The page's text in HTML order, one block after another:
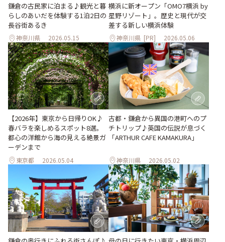
鎌倉の古民家に泊まる♪観光と暮
らしのあいだを体験する1泊2日の
長谷街あるき
神奈川県 2026.05.15
横浜に新オープン「OMO7横浜 by
星野リゾート」。歴史と現代が交
差する新しい横浜体験
神奈川県 [PR] 2026.05.06
【2026年】東京から日帰りOK♪
春バラを楽しめるスポット8選。
都心の洋館から海の見える絶景ガ
ーデンまで
東京都 2026.05.04
古都・鎌倉から異国の港町へのプ
チトリップ♪英国の伝説が息づく
「ARTHUR CAFE KAMAKURA」
神奈川県 2026.05.02